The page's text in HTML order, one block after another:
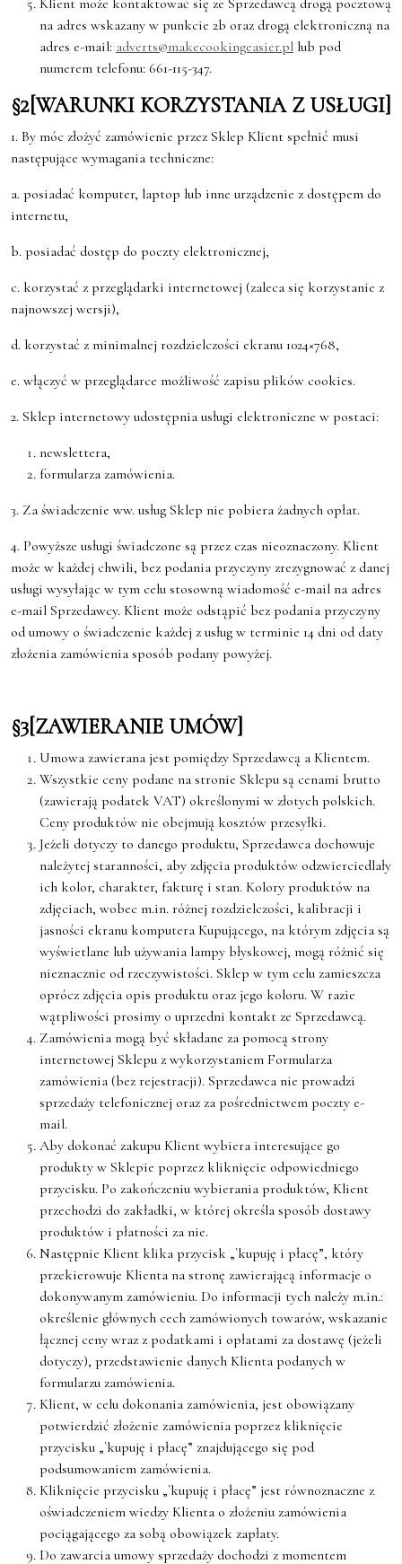
Klient może kontaktować się ze Sprzedawcą drogą pocztową
na adres wskazany w punkcie 2b oraz drogą elektroniczną na
adres e-mail: adverts@makecookingeasier.pl lub pod
numerem telefonu: 661-115-347.
§2[WARUNKI KORZYSTANIA Z USŁUGI]
1. By móc złożyć zamówienie przez Sklep Klient spełnić musi
następujące wymagania techniczne:
a. posiadać komputer, laptop lub inne urządzenie z dostępem do
internetu,
b. posiadać dostęp do poczty elektronicznej,
c. korzystać z przeglądarki internetowej (zaleca się korzystanie z
najnowszej wersji),
d. korzystać z minimalnej rozdzielczości ekranu 1024×768,
e. włączyć w przeglądarce możliwość zapisu plików cookies.
2. Sklep internetowy udostępnia usługi elektroniczne w postaci:
newslettera,
formularza zamówienia.
3. Za świadczenie ww. usług Sklep nie pobiera żadnych opłat.
4. Powyższe usługi świadczone są przez czas nieoznaczony. Klient
może w każdej chwili, bez podania przyczyny zrezygnować z danej
usługi wysyłając w tym celu stosowną wiadomość e-mail na adres
e-mail Sprzedawcy. Klient może odstąpić bez podania przyczyny
od umowy o świadczenie każdej z usług w terminie 14 dni od daty
złożenia zamówienia sposób podany powyżej.
§3[ZAWIERANIE UMÓW]
Umowa zawierana jest pomiędzy Sprzedawcą a Klientem.
Wszystkie ceny podane na stronie Sklepu są cenami brutto
(zawierają podatek VAT) określonymi w złotych polskich.
Ceny produktów nie obejmują kosztów przesyłki.
Jeżeli dotyczy to danego produktu, Sprzedawca dochowuje
należytej staranności, aby zdjęcia produktów odzwierciedlały
ich kolor, charakter, fakturę i stan. Kolory produktów na
zdjęciach, wobec m.in. różnej rozdzielczości, kalibracji i
jasności ekranu komputera Kupującego, na którym zdjęcia są
wyświetlane lub używania lampy błyskowej, mogą różnić się
nieznacznie od rzeczywistości. Sklep w tym celu zamieszcza
oprócz zdjęcia opis produktu oraz jego koloru. W razie
wątpliwości prosimy o uprzedni kontakt ze Sprzedawcą.
Zamówienia mogą być składane za pomocą strony
internetowej Sklepu z wykorzystaniem Formularza
zamówienia (bez rejestracji). Sprzedawca nie prowadzi
sprzedaży telefonicznej oraz za pośrednictwem poczty e-
mail.
Aby dokonać zakupu Klient wybiera interesujące go
produkty w Sklepie poprzez kliknięcie odpowiedniego
przycisku. Po zakończeniu wybierania produktów, Klient
przechodzi do zakładki, w której określa sposób dostawy
produktów i płatności za nie.
Następnie Klient klika przycisk „`kupuję i płacę”, który
przekierowuje Klienta na stronę zawierającą informacje o
dokonywanym zamówieniu. Do informacji tych należy m.in.:
określenie głównych cech zamówionych towarów, wskazanie
łącznej ceny wraz z podatkami i opłatami za dostawę (jeżeli
dotyczy), przedstawienie danych Klienta podanych w
formularzu zamówienia.
Klient, w celu dokonania zamówienia, jest obowiązany
potwierdzić złożenie zamówienia poprzez kliknięcie
przycisku „`kupuję i płacę” znajdującego się pod
podsumowaniem zamówienia.
Kliknięcie przycisku „`kupuję i płacę” jest równoznaczne z
oświadczeniem wiedzy Klienta o złożeniu zamówienia
pociągającego za sobą obowiązek zapłaty.
Do zawarcia umowy sprzedaży dochodzi z momentem